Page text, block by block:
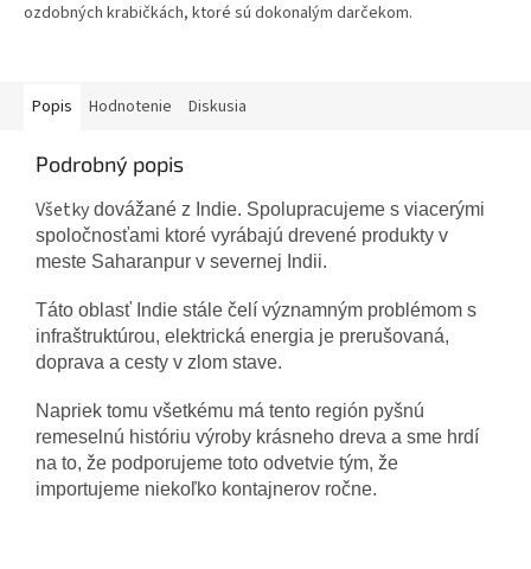
ozdobných krabičkách, ktoré sú dokonalým darčekom.
Popis Hodnotenie Diskusia
Podrobný popis
Všetky dovážané z Indie. Spolupracujeme s viacerými
spoločnosťami ktoré vyrábajú drevené produkty v
meste Saharanpur v severnej Indii.
Táto oblasť Indie stále čelí významným problémom s
infraštruktúrou, elektrická energia je prerušovaná,
doprava a cesty v zlom stave.
Napriek tomu všetkému má tento región pyšnú
remeselnú históriu výroby krásneho dreva a sme hrdí
na to, že podporujeme toto odvetvie tým, že
importujeme niekoľko kontajnerov ročne.